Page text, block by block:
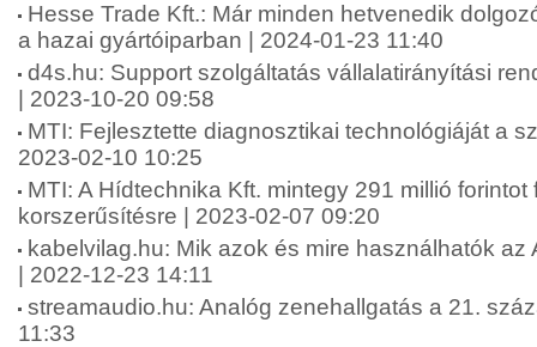
Hesse Trade Kft.: Már minden hetvenedik
a hazai gyártóiparban | 2024-01-23 11:40
d4s.hu: Support szolgáltatás vállalatirányítási
| 2023-10-20 09:58
MTI: Fejlesztette diagnosztikai technológiáját a
2023-02-10 10:25
MTI: A Hídtechnika Kft. mintegy 291 millió
korszerűsítésre | 2023-02-07 09:20
kabelvilag.hu: Mik azok és mire használhatók az
| 2022-12-23 14:11
streamaudio.hu: Analóg zenehallgatás a 21.
11:33